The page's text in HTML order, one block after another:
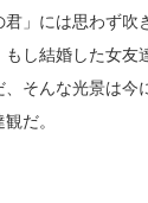
」には思わず吹
し結婚した女
そんな光景は
だ。